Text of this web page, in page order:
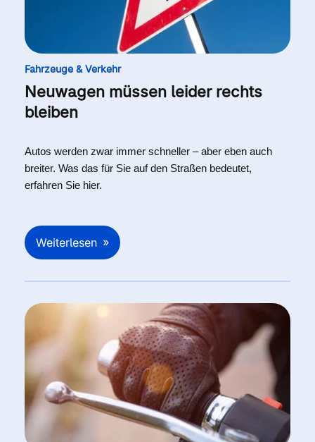
Fahrzeuge & Verkehr
Neuwagen müssen leider rechts
bleiben
Autos werden zwar immer schneller – aber eben auch
breiter. Was das für Sie auf den Straßen bedeutet,
erfahren Sie hier.
Weiterlesen